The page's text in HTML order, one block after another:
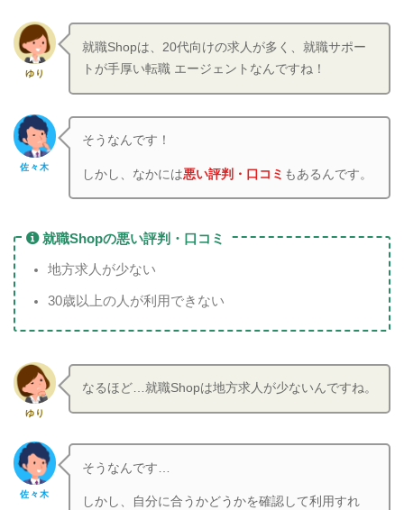
ゆり
就職Shopは、20代向けの求人が多く、就職サポー
トが手厚い転職 エージェントなんですね！
佐々木
そうなんです！
しかし、なかには悪い評判・口コミ もあるんです。
就職Shopの悪い評判・口コミ
地方求人が少ない
30歳以上の人が利用できない
ゆり
なるほど…就職Shopは地方求人が少ないんですね。
佐々木
そうなんです…
しかし、自分に合うかどうかを確認して利用すれ